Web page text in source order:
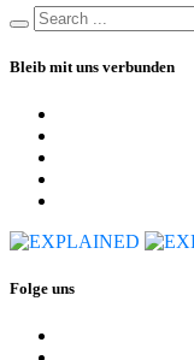
Bleib mit uns verbunden
Folge uns